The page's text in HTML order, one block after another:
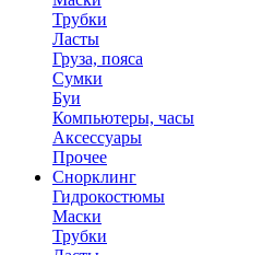
Трубки
Ласты
Груза, пояса
Сумки
Буи
Компьютеры, часы
Аксессуары
Прочее
Снорклинг
Гидрокостюмы
Маски
Трубки